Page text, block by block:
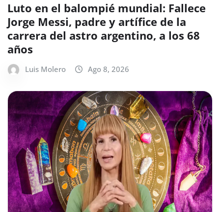
Luto en el balompié mundial: Fallece
Jorge Messi, padre y artífice de la
carrera del astro argentino, a los 68
años
Luis Molero Ago 8, 2026